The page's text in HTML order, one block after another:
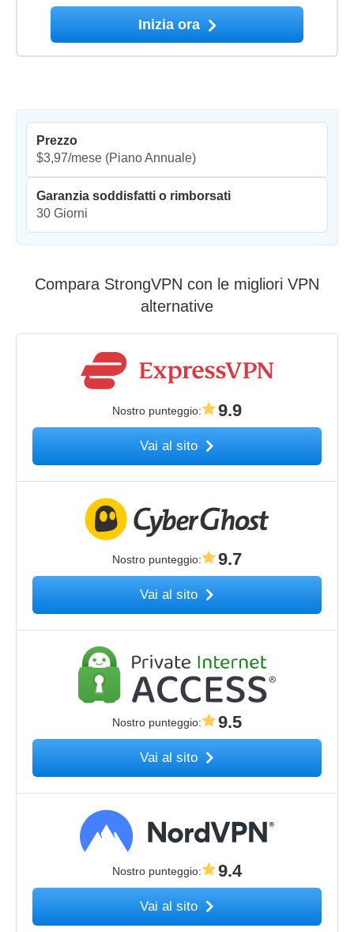
Inizia ora
Prezzo
$3,97/mese (Piano Annuale)
Garanzia soddisfatti o rimborsati
30 Giorni
Compara StrongVPN con le migliori VPN
alternative
Nostro punteggio: 9.9
Vai al sito
Nostro punteggio: 9.7
Vai al sito
Nostro punteggio: 9.5
Vai al sito
Nostro punteggio: 9.4
Vai al sito